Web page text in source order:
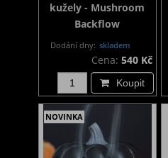
kužely - Mushroom
Backflow
Dodání dny: skladem
Cena: 540 Kč
Koupit
NOVINKA